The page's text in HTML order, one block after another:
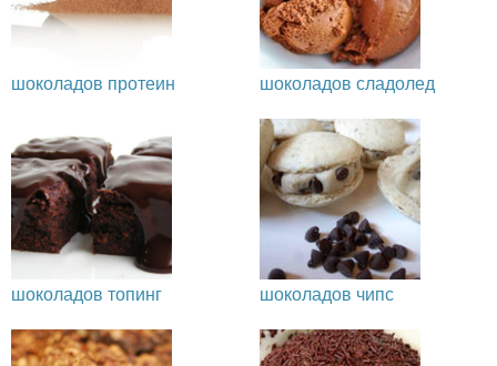
шоколадов протеин шоколадов сладолед
шоколадов топинг шоколадов чипс